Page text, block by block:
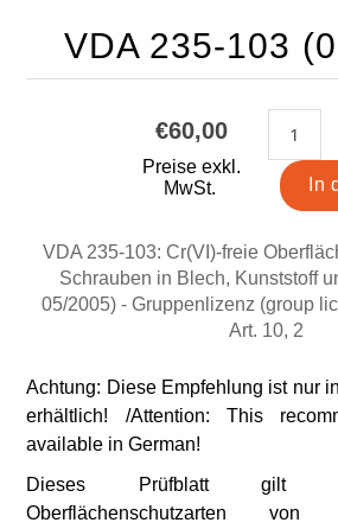
VDA 235-103
€60,00
Preise exkl.
MwSt.
VDA 235-103: Cr(VI)-freie
Schrauben in Blech, Kunststoff
05/2005) - Gruppenlizenz (group
Art. 10, 2
Achtung: Diese Empfehlung ist nur
erhältlich! /Attention: This
available in German!
Dieses Prüfblatt gilt
Oberflächenschutzarten